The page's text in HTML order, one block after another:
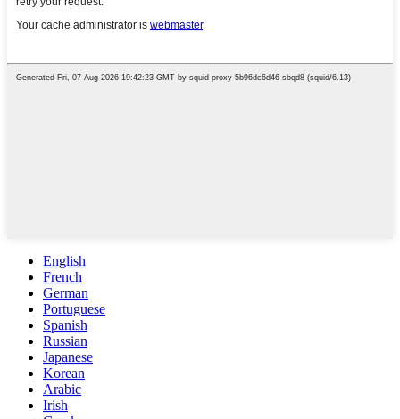
English
French
German
Portuguese
Spanish
Russian
Japanese
Korean
Arabic
Irish